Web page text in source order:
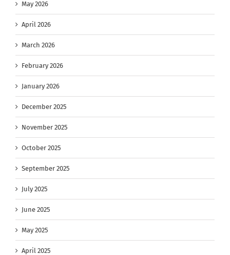
May 2026
April 2026
March 2026
February 2026
January 2026
December 2025
November 2025
October 2025
September 2025
July 2025
June 2025
May 2025
April 2025